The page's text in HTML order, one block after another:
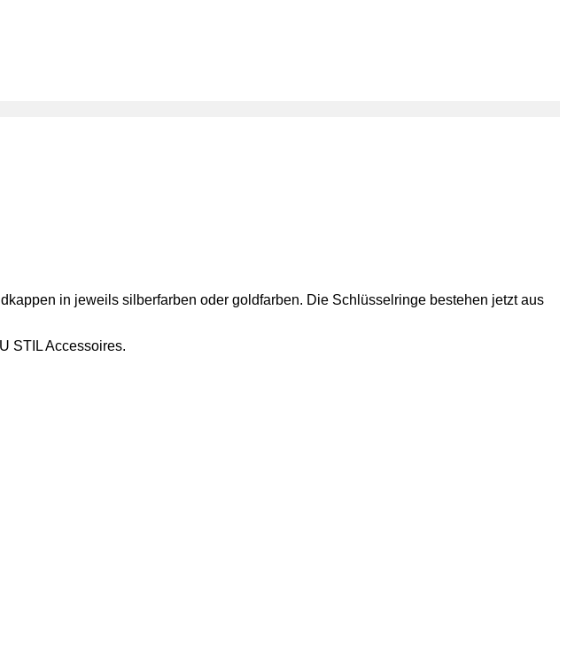
in jeweils silberfarben oder goldfarben. Die Schlüsselringe bestehen jetzt aus
STIL Accessoires.